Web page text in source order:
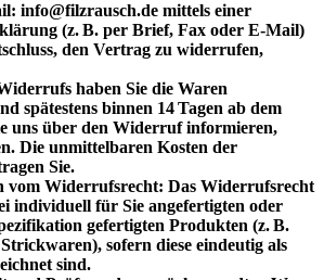
info@filzrausch.de mittels einer
(z. B. per Brief, Fax oder E‑Mail)
den Vertrag zu widerrufen,
haben Sie die Waren
spätestens binnen 14 Tagen ab dem
uns über den Widerruf informieren,
Die unmittelbaren Kosten der
Sie.
vom Widerrufsrecht: Das Widerrufsrecht
individuell für Sie angefertigten oder
gefertigten Produkten (z. B.
sofern diese eindeutig als
sind.